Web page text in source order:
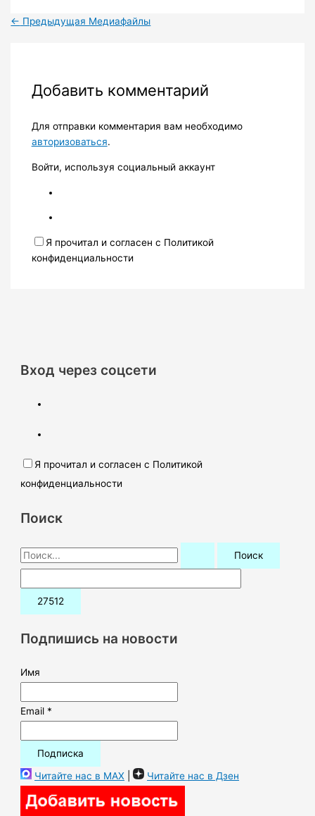
← Предыдущая Медиафайлы
Добавить комментарий
Для отправки комментария вам необходимо
авторизоваться.
Войти, используя социальный аккаунт
Я прочитал и согласен с Политикой
конфиденциальности
Вход через соцсети
Я прочитал и согласен с Политикой
конфиденциальности
Поиск
П
о
и
:Подпишись на новости
Имя
Email *
Читайте нас в MAX | Читайте нас в Дзен